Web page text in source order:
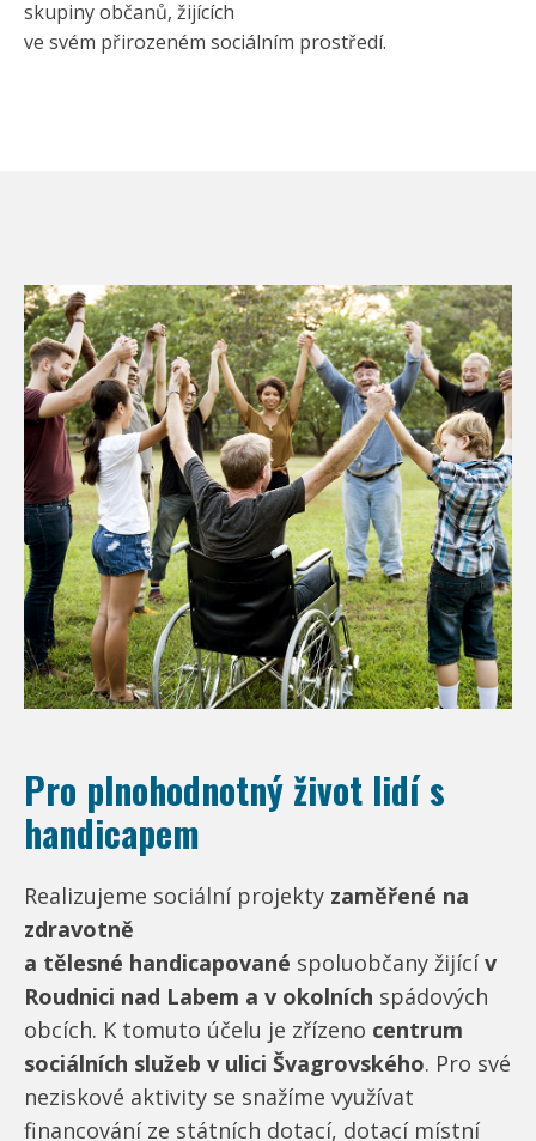
skupiny občanů, žijících
ve svém přirozeném sociálním prostředí.
Pro plnohodnotný život lidí s
handicapem
Realizujeme sociální projekty zaměřené na
zdravotně
a tělesné handicapované spoluobčany žijící v
Roudnici nad Labem a v okolních spádových
obcích. K tomuto účelu je zřízeno centrum
sociálních služeb v ulici Švagrovského. Pro své
neziskové aktivity se snažíme využívat
financování ze státních dotací, dotací místní